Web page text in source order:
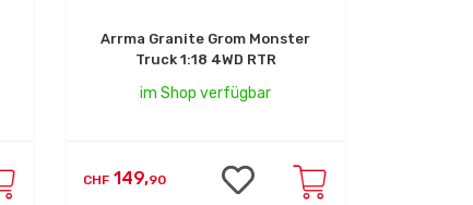
Arrma Granite Grom Monster
Truck 1:18 4WD RTR
im Shop verfügbar
CHF149,90